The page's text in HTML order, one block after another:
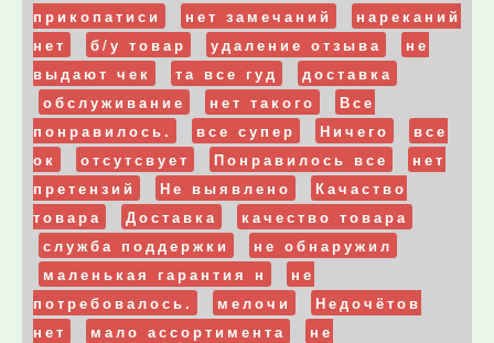
прикопатиси
нет замечаний
нареканий
нет
б/у товар удаление отзыва
не
выдают чек
та все гуд
доставка
обслуживание
нет такого
Все
понравилось.
все супер Ничего
все
ок
отсутсвует Понравилось все
нет
претензий
Не выявлено
Качаство
товара
Доставка
качество товара
служба поддержки
не обнаружил
маленькая гарантия н
не
потребовалось.
мелочи
Недочётов
нет
мало ассортимента
не